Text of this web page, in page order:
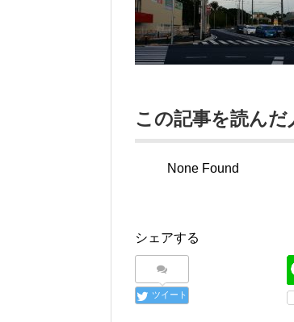
この記事を読ん
None Found
シェアする
ツイート